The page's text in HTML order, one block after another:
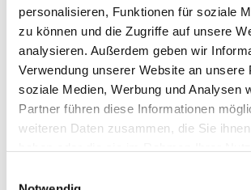
personalisieren, Funktionen für soziale
zu können und die Zugriffe auf unsere
analysieren. Außerdem geben wir
Verwendung unserer Website an unsere
soziale Medien, Werbung und Analysen
Partner führen diese Informationen
weiteren Daten zusammen, die Sie
Eine Veranlassung durch
Gesellschaftsverhältnis
auch bei Leistungen an z.B.
Angehörige oder
Unternehmen erfüllt.
3. Auswirkung auf die Höhe des